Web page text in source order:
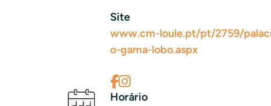
Site
www.cm-loule.pt/pt/2759/
o-gama-lobo.aspx
Horário